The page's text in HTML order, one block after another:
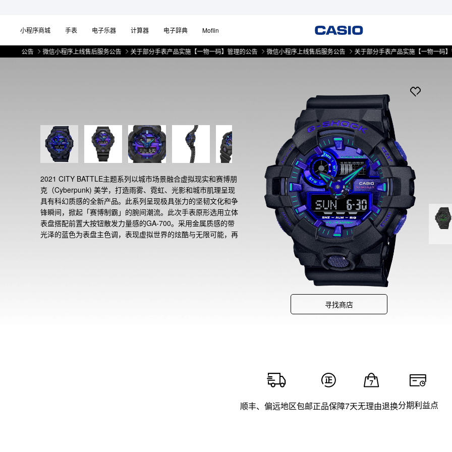
小程序商城 手表 电子乐器 计算器 电子辞典 Moflin
微信小程序上线售后服务公告 关于部分手表产品实施【一物一码】管理的公告 微信小程序上线售后服务公告 关于部分手表产品实施【一物一码】管理的公
2021 CITY BATTLE主题系列以城市场景融合虚拟现实和赛博朋
克（Cyberpunk) 美学，打造雨雾、霓虹、光影和城市肌理呈现
具有科幻质感的全新产品。此系列呈现极具张力的坚韧文化和争
锋瞬间，掀起「赛博制霸」的腕间潮流。此次手表原形选用立体
表盘搭配前置大按钮散发力量感的GA-700。采用金属质感的带
光泽的蓝色为表盘主色调，表现虚拟世界的炫酷与无限可能，再
寻找商店
顺丰、偏远地区包邮正品保障7天无理由退换分期利益点